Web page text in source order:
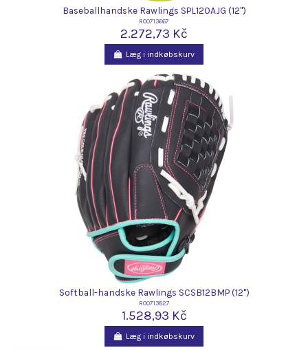
Baseballhandske Rawlings SPL120AJG (12")
R00713667
2.272,73 Kč
Læg i indkøbskurv
Softball-handske Rawlings SCSB12BMP (12")
R00713827
1.528,93 Kč
Læg i indkøbskurv